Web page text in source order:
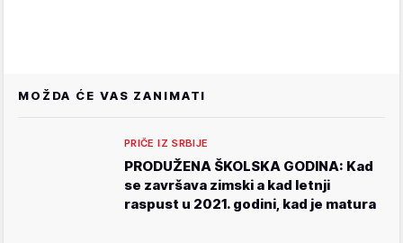
MOŽDA ĆE VAS ZANIMATI
PRIČE IZ SRBIJE
PRODUŽENA ŠKOLSKA GODINA: Kad
se završava zimski a kad letnji
raspust u 2021. godini, kad je matura